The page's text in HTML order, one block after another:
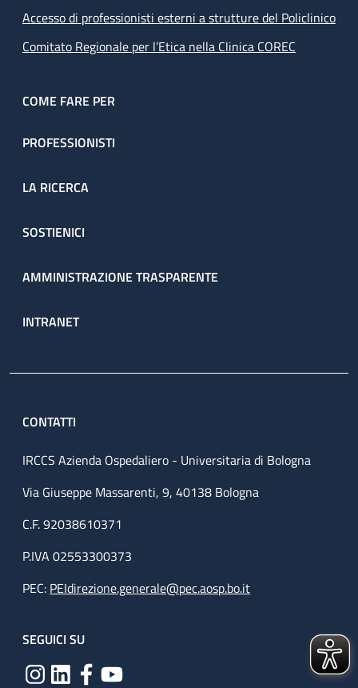
Accesso di professionisti esterni a strutture del Policlinico
Comitato Regionale per l’Etica nella Clinica COREC
COME FARE PER
PROFESSIONISTI
LA RICERCA
SOSTIENICI
AMMINISTRAZIONE TRASPARENTE
INTRANET
CONTATTI
IRCCS Azienda Ospedaliero - Universitaria di Bologna
Via Giuseppe Massarenti, 9, 40138 Bologna
C.F. 92038610371
P.IVA 02553300373
PEC: PEIdirezione.generale@pec.aosp.bo.it
SEGUICI SU